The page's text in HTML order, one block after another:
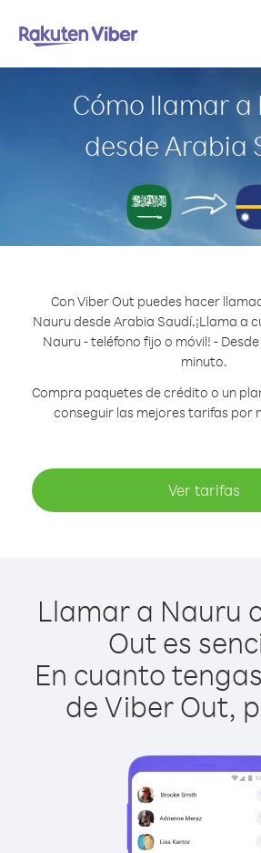
Cómo llamar a
desde Arabia
Con Viber Out puedes hacer
Nauru desde Arabia Saudí.¡Llama a
Nauru - teléfono fijo o móvil! -
minuto.
Compra paquetes de crédito o un
conseguir las mejores tarifas por
Ver tarifas
Llamar a Nauru
Out es
En cuanto
de Viber Out,